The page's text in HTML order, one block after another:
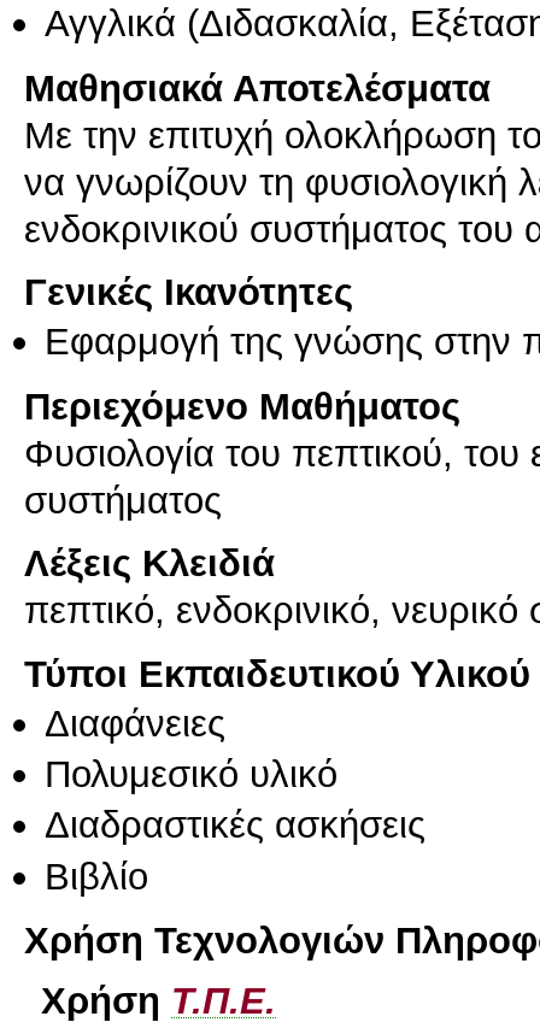
Αγγλικά (Διδασκαλία,
Μαθησιακά Αποτελέσματα
Με την επιτυχή ολοκλήρωση
να γνωρίζουν τη φυσιολογική
ενδοκρινικού συστήματος
Γενικές Ικανότητες
Εφαρμογή της γνώσης στην
Περιεχόμενο Μαθήματος
Φυσιολογία του πεπτικού, του
συστήματος
Λέξεις Κλειδιά
πεπτικό, ενδοκρινικό,
Τύποι Εκπαιδευτικού Υλικού
Διαφάνειες
Πολυμεσικό υλικό
Διαδραστικές ασκήσεις
Βιβλίο
Χρήση Τεχνολογιών
Χρήση Τ.Π.Ε.